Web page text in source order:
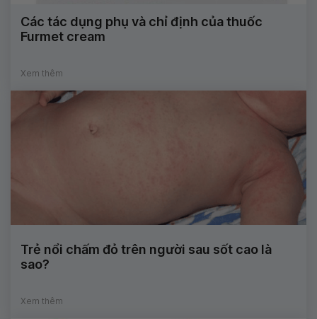
Các tác dụng phụ và chỉ định của thuốc
Furmet cream
Xem thêm
Trẻ nổi chấm đỏ trên người sau sốt cao là
sao?
Xem thêm